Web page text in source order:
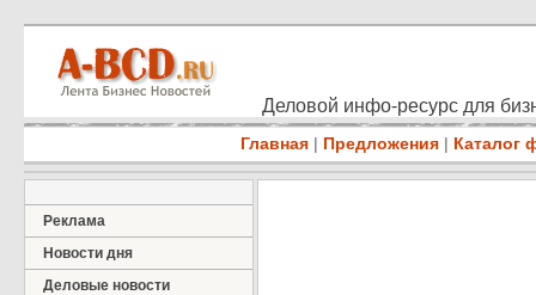
Деловой инфо-ресурс для
Главная | Предложения | Каталог
Реклама
Новости дня
Деловые новости